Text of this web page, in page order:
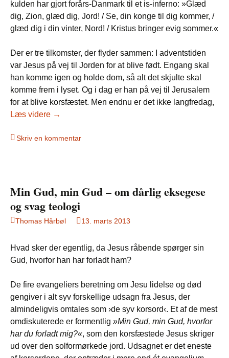
kulden har gjort forårs-Danmark til et is-inferno: »Glæd
dig, Zion, glæd dig, Jord! / Se, din konge til dig kommer, /
glæd dig i din vinter, Nord! / Kristus bringer evig sommer.«
Der er tre tilkomster, der flyder sammen: I adventstiden
var Jesus på vej til Jorden for at blive født. Engang skal
han komme igen og holde dom, så alt det skjulte skal
komme frem i lyset. Og i dag er han på vej til Jerusalem
for at blive korsfæstet. Men endnu er det ikke langfredag,
Læs videre Vanvid
→
Skriv en kommentar
Min Gud, min Gud – om dårlig eksegese
og svag teologi
Thomas Hårbøl 13. marts 2013
Hvad sker der egentlig, da Jesus råbende spørger sin
Gud, hvorfor han har forladt ham?
De fire evangeliers beretning om Jesu lidelse og død
gengiver i alt syv forskellige udsagn fra Jesus, der
almindeligvis omtales som ›de syv korsord‹. Et af de mest
omdiskuterede er formentlig »Min Gud, min Gud, hvorfor
har du forladt mig?«, som den korsfæstede Jesus skriger
ud over den solformørkede jord. Udsagnet er det eneste